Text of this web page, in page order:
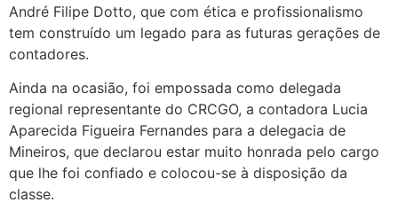
André Filipe Dotto, que com ética e profissionalismo
tem construído um legado para as futuras gerações de
contadores.
Ainda na ocasião, foi empossada como delegada
regional representante do CRCGO, a contadora Lucia
Aparecida Figueira Fernandes para a delegacia de
Mineiros, que declarou estar muito honrada pelo cargo
que lhe foi confiado e colocou-se à disposição da
classe.